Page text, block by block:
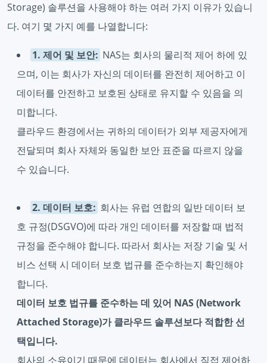
Storage) 솔루션을 사용해야 하는 여러 가지 이유가 있습니
다. 여기 몇 가지 예를 나열합니다:
1. 제어 및 보안: NAS는 회사의 물리적 제어 하에 있
으며, 이는 회사가 자신의 데이터를 완전히 제어하고 이
데이터를 안전하고 보호된 상태로 유지할 수 있음을 의
미합니다.
클라우드 환경에서는 귀하의 데이터가 외부 제공자에게
전달되며 회사 자체와 동일한 보안 표준을 따르지 않을
수 있습니다.
2. 데이터 보호: 회사는 유럽 연합의 일반 데이터 보
호 규정(DSGVO)에 따라 개인 데이터를 저장할 때 법적
규정을 준수해야 합니다. 따라서 회사는 저장 기술 및 서
비스 선택 시 데이터 보호 법규를 준수하는지 확인해야
합니다.
데이터 보호 법규를 준수하는 데 있어 NAS (Network
Attached Storage)가 클라우드 솔루션보다 적합한 선
택입니다.
회사의 소유이기 때문에 데이터는 회사에서 직접 제어하